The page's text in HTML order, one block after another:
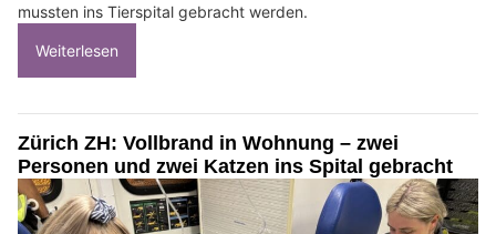
mussten ins Tierspital gebracht werden.
Weiterlesen
Zürich ZH: Vollbrand in Wohnung – zwei
Personen und zwei Katzen ins Spital gebracht